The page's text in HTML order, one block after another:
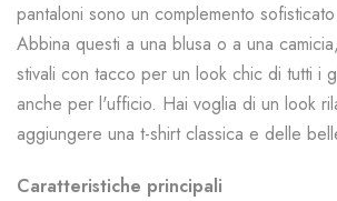
pantaloni sono un complemento
Abbina questi a una blusa o a una
stivali con tacco per un look chic di tutti i
anche per l'ufficio. Hai voglia di un look
aggiungere una t-shirt classica e delle
Caratteristiche principali